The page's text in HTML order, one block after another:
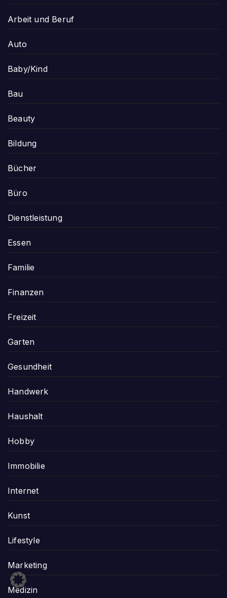
Arbeit und Beruf
Auto
Baby/Kind
Bau
Beauty
Bildung
Bücher
Büro
Dienstleistung
Essen
Familie
Finanzen
Freizeit
Garten
Gesundheit
Handwerk
Haushalt
Hobby
Immobilie
Internet
Kunst
Lifestyle
Marketing
Medizin